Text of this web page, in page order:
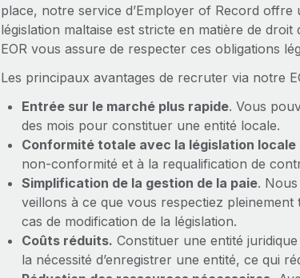
place, notre service d’Employer of Record
législation maltaise est stricte en matière de
EOR vous assure de respecter ces obligations
Les principaux avantages de recruter via notre
Entrée sur le marché plus rapide. Vous
des mois pour constituer une entité locale.
Conformité totale avec la législation
non‑conformité et à la requalification de
Simplification de la gestion de la paie.
veillons à ce que vous respectiez
cas de modification de la législation.
Coûts réduits. Constituer une entité
la nécessité d’enregistrer une entité, ce qui